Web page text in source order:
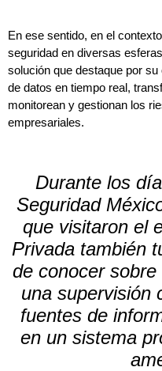
En ese sentido, en el
seguridad en diversas
solución que destaque por
de datos en tiempo real,
monitorean y gestionan los
empresariales.
Durante los
Seguridad
que visitaron el
Privada también
de conocer
una supervisión
fuentes de
en un sistema